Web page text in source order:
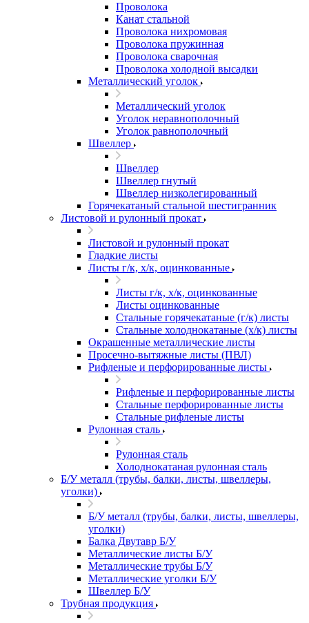
Проволока
Канат стальной
Проволока нихромовая
Проволока пружинная
Проволока сварочная
Проволока холодной высадки
Металлический уголок
Металлический уголок
Уголок неравнополочный
Уголок равнополочный
Швеллер
Швеллер
Швеллер гнутый
Швеллер низколегированный
Горячекатаный стальной шестигранник
Листовой и рулонный прокат
Листовой и рулонный прокат
Гладкие листы
Листы г/к, х/к, оцинкованные
Листы г/к, х/к, оцинкованные
Листы оцинкованные
Стальные горячекатаные (г/к) листы
Стальные холоднокатаные (х/к) листы
Окрашенные металлические листы
Просечно-вытяжные листы (ПВЛ)
Рифленые и перфорированные листы
Рифленые и перфорированные листы
Стальные перфорированные листы
Стальные рифленые листы
Рулонная сталь
Рулонная сталь
Холоднокатаная рулонная сталь
Б/У металл (трубы, балки, листы, швеллеры,
уголки)
Б/У металл (трубы, балки, листы, швеллеры,
уголки)
Балка Двутавр Б/У
Металлические листы Б/У
Металлические трубы Б/У
Металлические уголки Б/У
Швеллер Б/У
Трубная продукция